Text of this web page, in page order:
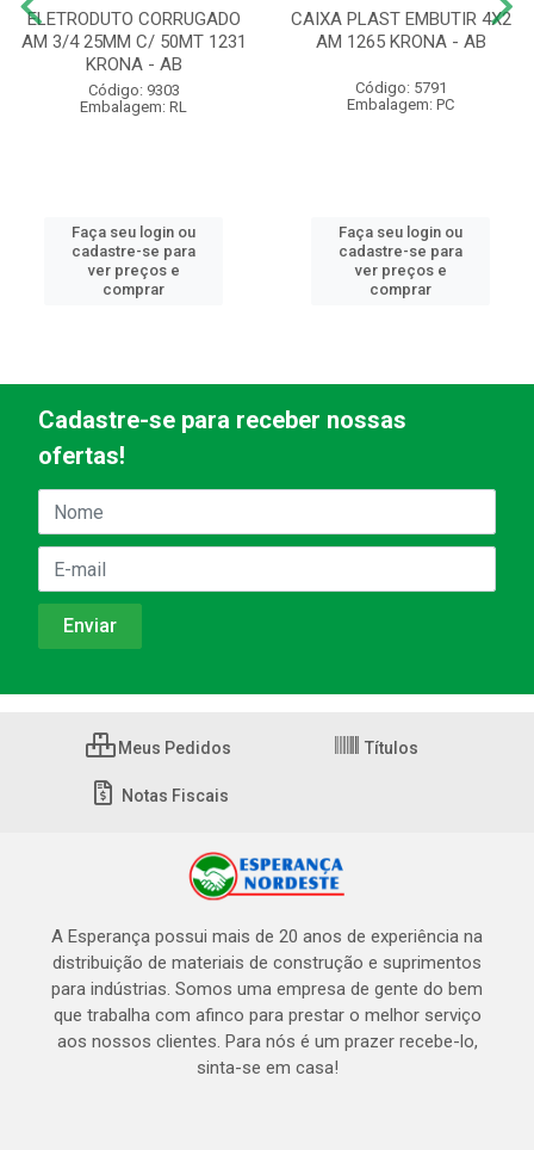
ELETRODUTO CORRUGADO
AM 3/4 25MM C/ 50MT 1231
KRONA - AB
Código: 9303
Embalagem: RL
Faça seu login ou
cadastre-se para
ver preços e
comprar
CAIXA PLAST EMBUTIR 4X2
AM 1265 KRONA - AB
Código: 5791
Embalagem: PC
Faça seu login ou
cadastre-se para
ver preços e
comprar
Cadastre-se para receber nossas
ofertas!
Meus Pedidos Títulos
Notas Fiscais
A Esperança possui mais de 20 anos de experiência na
distribuição de materiais de construção e suprimentos
para indústrias. Somos uma empresa de gente do bem
que trabalha com afinco para prestar o melhor serviço
aos nossos clientes. Para nós é um prazer recebe-lo,
sinta-se em casa!